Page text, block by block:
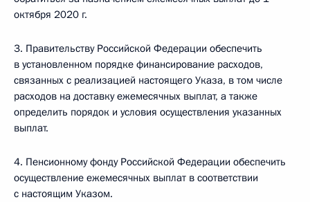
октября 2020 г.
3. Правительству Российской Федерации обеспечить
в установленном порядке финансирование расходов,
связанных с реализацией настоящего Указа, в том числе
расходов на доставку ежемесячных выплат, а также
определить порядок и условия осуществления указанных
выплат.
4. Пенсионному фонду Российской Федерации обеспечить
осуществление ежемесячных выплат в соответствии
с настоящим Указом.